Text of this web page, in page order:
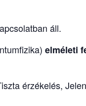
áll.
elméleti
érzékelés,